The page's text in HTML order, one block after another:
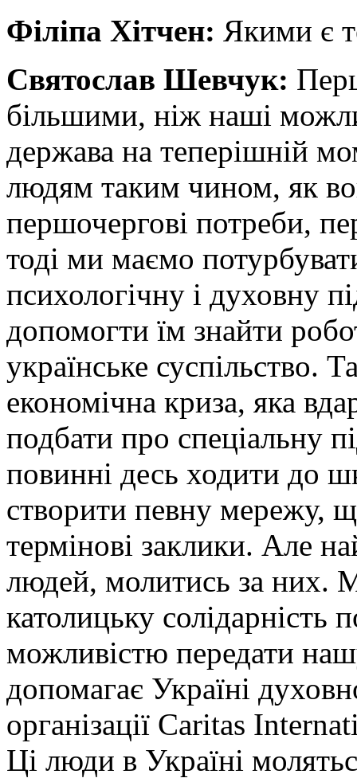
Філіпа Хітчен: Якими є
Святослав Шевчук:
більшими, ніж наші
держава на теперішній
людям таким чином, як
першочергові потреби,
тоді ми маємо
психологічну і духовну
допомогти їм знайти
українське суспільство.
економічна криза, яка
подбати про спеціальну
повинні десь ходити до
створити певну мережу,
термінові заклики. Але
людей, молитись за них.
католицьку солідарність
можливістю передати
допомагає Україні
організації Caritas
Ці люди в Україні